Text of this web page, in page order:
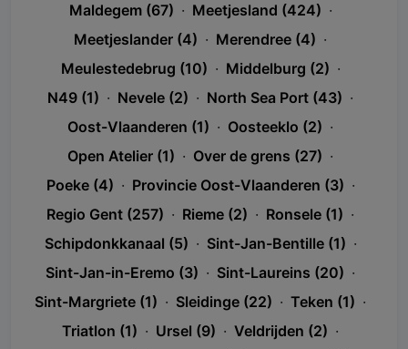
Maldegem (67) · Meetjesland (424) ·
Meetjeslander (4) · Merendree (4) ·
Meulestedebrug (10) · Middelburg (2) ·
N49 (1) · Nevele (2) · North Sea Port (43) ·
Oost-Vlaanderen (1) · Oosteeklo (2) ·
Open Atelier (1) · Over de grens (27) ·
Poeke (4) · Provincie Oost-Vlaanderen (3) ·
Regio Gent (257) · Rieme (2) · Ronsele (1) ·
Schipdonkkanaal (5) · Sint-Jan-Bentille (1) ·
Sint-Jan-in-Eremo (3) · Sint-Laureins (20) ·
Sint-Margriete (1) · Sleidinge (22) · Teken (1) ·
Triatlon (1) · Ursel (9) · Veldrijden (2) ·